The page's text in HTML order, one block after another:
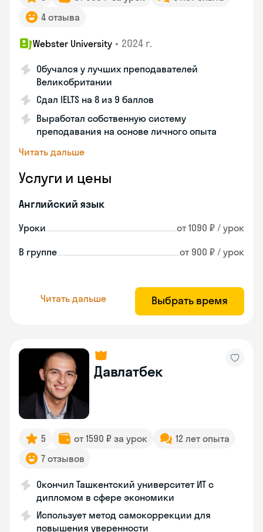
4 отзыва
Webster University • 2024 г.
Обучался у лучших преподавателей
Великобритании
Сдал IELTS на 8 из 9 баллов
Выработал собственную систему
преподавания на основе личного опыта
Читать дальше
Услуги и цены
Английский язык
Уроки от 1090 ₽ / урок
В группе от 900 ₽ / урок
Читать дальше Выбрать время
Давлатбек
5 от 1590 ₽ за урок
12 лет опыта
7 отзывов
Окончил Ташкентский университет ИТ с
дипломом в сфере экономики
Использует метод самокоррекции для
повышения уверенности